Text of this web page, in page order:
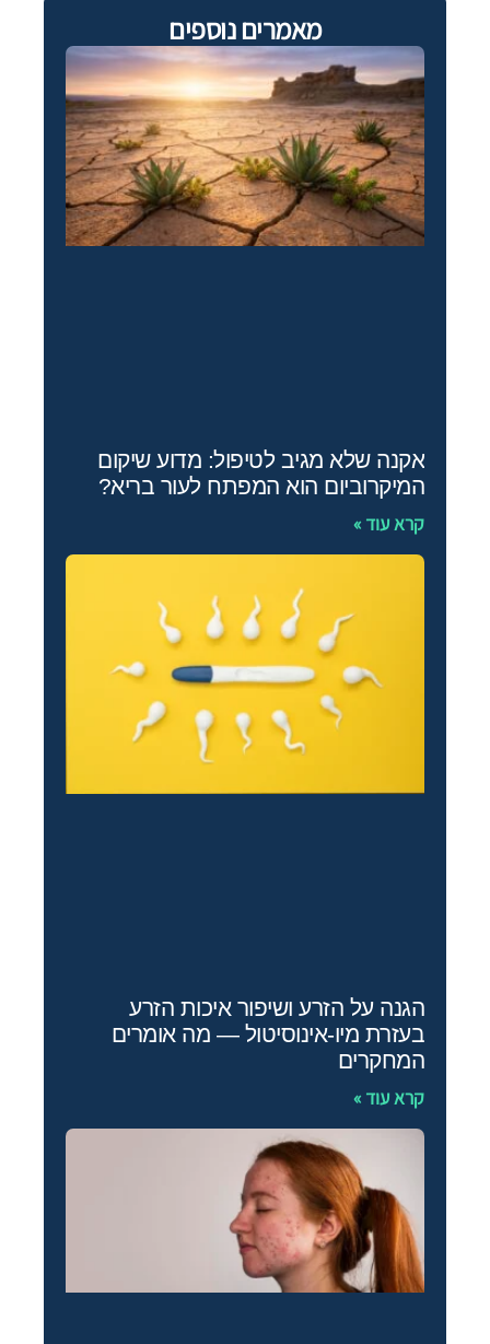
מאמרים נוספים
אקנה שלא מגיב לטיפול: מדוע שיקום
המיקרוביום הוא המפתח לעור בריא?
קרא עוד »
הגנה על הזרע ושיפור איכות הזרע
בעזרת מיו‑אינוסיטול — מה אומרים
המחקרים
קרא עוד »